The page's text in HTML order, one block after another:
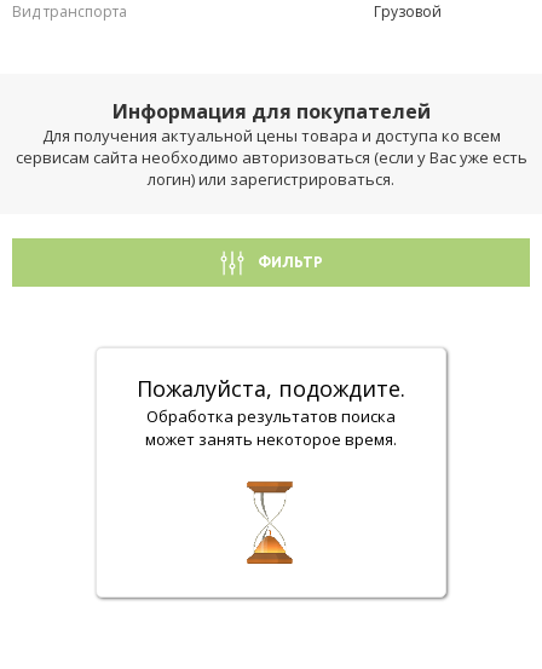
Вид транспорта
Грузовой
Информация для покупателей
Для получения актуальной цены товара и доступа ко всем
сервисам сайта необходимо авторизоваться (если у Вас уже есть
логин) или зарегистрироваться.
ФИЛЬТР
Пожалуйста, подождите.
Обработка результатов поиска
может занять некоторое время.